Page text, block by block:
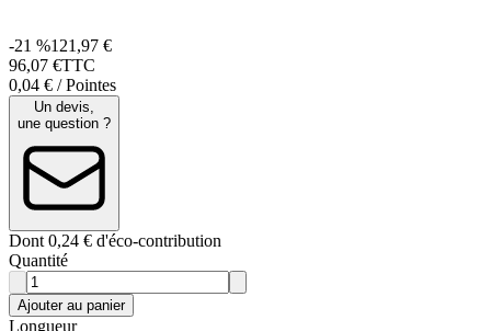
-21 %121,97 €
96,07 €TTC
0,04 € / Pointes
Un devis,
une question ?
Dont 0,24 € d'éco-contribution
Quantité
Ajouter au panier
Longueur